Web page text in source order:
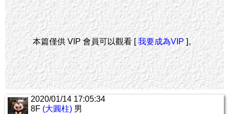
本篇僅供 VIP 會員可以觀看 [我要成為VIP]。
2020/01/14 17:05:34
8F (大圓柱) 男